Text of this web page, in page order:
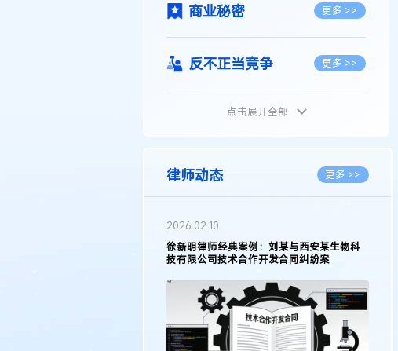
商业秘密 更多 >>
反不正当竞争 更多 >>
植物新品种
地理标志 更多 >>
集成电路布图设计
传统文化 更多 >>
点击展开全部
律师动态 更多 >>
2026.05.11
徐新明律师接受《天津日报》采访：解读
2025年度天津市专利行政保护案例